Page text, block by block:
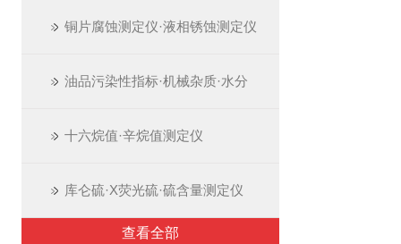
铜片腐蚀测定仪·液相锈蚀测定仪
油品污染性指标·机械杂质·水分
十六烷值·辛烷值测定仪
库仑硫·X荧光硫·硫含量测定仪
查看全部